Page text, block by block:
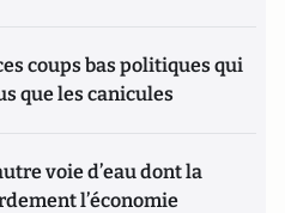
coups bas politiques qui
que les canicules
voie d’eau dont la
l’économie